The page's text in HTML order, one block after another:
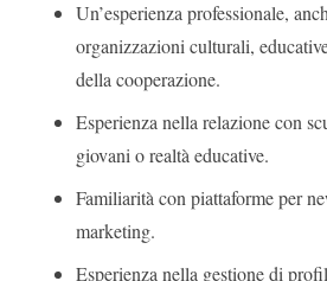
Un’esperienza professionale,
organizzazioni culturali,
della cooperazione.
Esperienza nella relazione con
giovani o realtà educative.
Familiarità con piattaforme per
marketing.
Esperienza nella gestione di